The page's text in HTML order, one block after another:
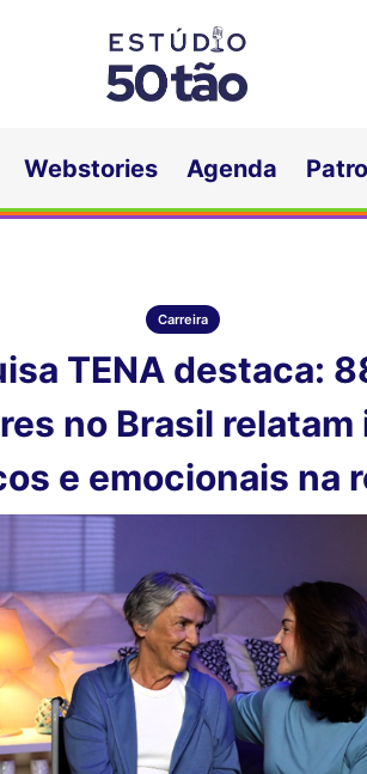
Webstories Agenda
Carreira
TENA destaca:
no Brasil
e emocionais na